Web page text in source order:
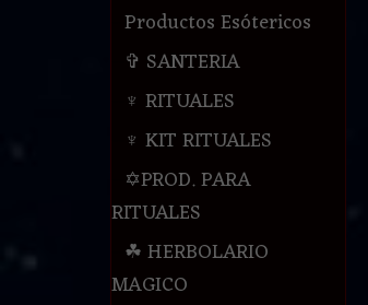
Productos Esótericos
✞ SANTERIA
♆ RITUALES
♆ KIT RITUALES
✡PROD. PARA
RITUALES
☘ HERBOLARIO
MAGICO